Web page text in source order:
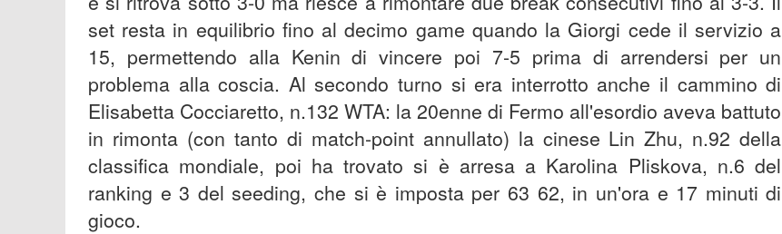
set resta in equilibrio fino al decimo game quando la Giorgi cede il servizio a
15, permettendo alla Kenin di vincere poi 7-5 prima di arrendersi per un
problema alla coscia. Al secondo turno si era interrotto anche il cammino di
Elisabetta Cocciaretto, n.132 WTA: la 20enne di Fermo all'esordio aveva battuto
in rimonta (con tanto di match-point annullato) la cinese Lin Zhu, n.92 della
classifica mondiale, poi ha trovato si è arresa a Karolina Pliskova, n.6 del
ranking e 3 del seeding, che si è imposta per 63 62, in un'ora e 17 minuti di
gioco.